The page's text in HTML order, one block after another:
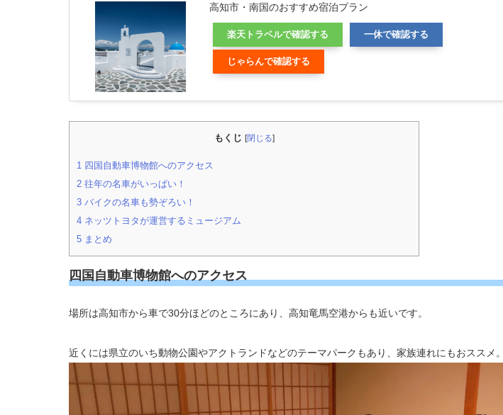
高知市・南国のおすすめ宿泊プラン
楽天トラベルで確認する 一休で確認する
じゃらんで確認する
もくじ [閉じる]
1 四国自動車博物館へのアクセス
2 往年の名車がいっぱい！
3 バイクの名車も勢ぞろい！
4 ネッツトヨタが運営するミュージアム
5 まとめ
四国自動車博物館へのアクセス
場所は高知市から車で30分ほどのところにあり、高知竜馬空港からも近いです。
近くには県立のいち動物公園やアクトランドなどのテーマパークもあり、家族連れにもおススメ。